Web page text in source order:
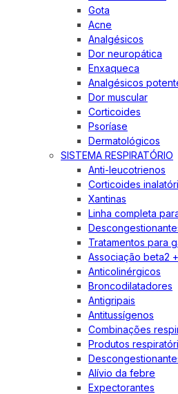
Gota
Acne
Analgésicos
Dor neuropática
Enxaqueca
Analgésicos
Dor muscular
Corticoides
Psoríase
Dermatológicos
SISTEMA RESPIRATÓRIO
Anti-leucotrienos
Corticoides
Xantinas
Linha completa
Tratamentos para
Associação beta2
Anticolinérgicos
Broncodilatadores
Antigripais
Antitussígenos
Combinações
Produtos
Alívio da febre
Expectorantes